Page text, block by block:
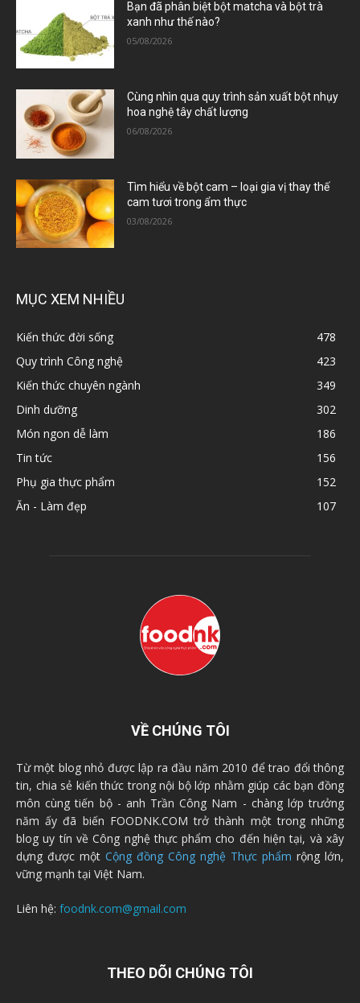
Bạn đã phân biệt bột matcha và bột trà
xanh như thế nào?
05/08/2026
Cùng nhìn qua quy trình sản xuất bột nhụy
hoa nghệ tây chất lượng
06/08/2026
Tìm hiểu về bột cam – loại gia vị thay thế
cam tươi trong ẩm thực
03/08/2026
MỤC XEM NHIỀU
Kiến thức đời sống
478
Quy trình Công nghệ
423
Kiến thức chuyên ngành
349
Dinh dưỡng
302
Món ngon dễ làm
186
Tin tức
156
Phụ gia thực phẩm
152
Ăn - Làm đẹp
107
VỀ CHÚNG TÔI
Từ một blog nhỏ được lập ra đầu năm 2010 để trao đổi thông
tin, chia sẻ kiến thức trong nội bộ lớp nhằm giúp các bạn đồng
môn cùng tiến bộ - anh Trần Công Nam - chàng lớp trưởng
năm ấy đã biến FOODNK.COM trở thành một trong những
blog uy tín về Công nghệ thực phẩm cho đến hiện tại, và xây
dựng được một Cộng đồng Công nghệ Thực phẩm rộng lớn,
vững mạnh tại Việt Nam.
Liên hệ: foodnk.com@gmail.com
THEO DÕI CHÚNG TÔI